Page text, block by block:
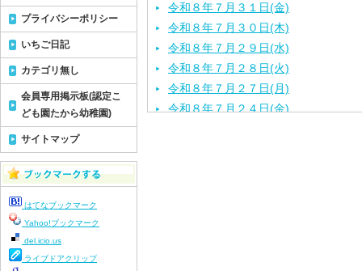
令和８年７月３１日(金)
令和８年７月３０日(木)
令和８年７月２９日(水)
令和８年７月２８日(火)
令和８年７月２７日(月)
令和８年７月２４日(金)
プライバシーポリシー
いちご日記
カテゴリ無し
会員専用掲示板(認定こ
ども園たから幼稚園)
サイトマップ
はてなブックマーク
Yahoo!ブックマーク
del.icio.us
ライブドアクリップ